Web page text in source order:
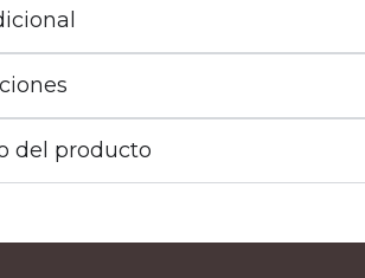
del producto